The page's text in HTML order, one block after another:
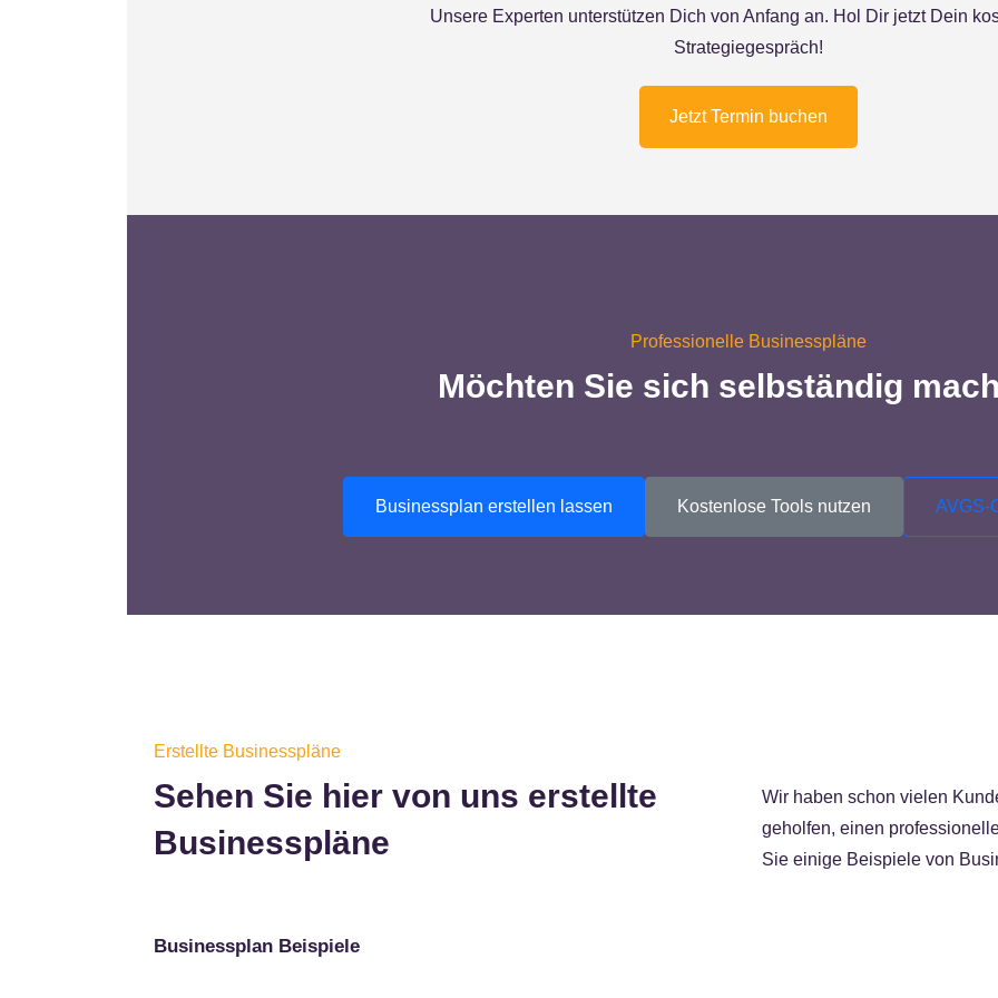
Unsere Experten unterstützen Dich von Anfang an. Hol Dir jetzt Dein
Strategiegespräch!
Jetzt Termin buchen
Professionelle Businesspläne
Möchten Sie sich selbständig
Businessplan erstellen lassen Kostenlose Tools nutzen AVGS-
Erstellte Businesspläne
Sehen Sie hier von uns erstellte
Businesspläne
Wir haben schon vielen
geholfen, einen
Sie einige Beispiele von
Businessplan Beispiele